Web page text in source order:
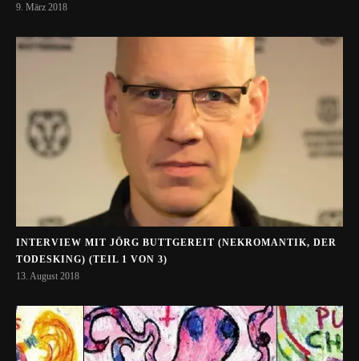
9. März 2018
INTERVIEW MIT JÖRG BUTTGEREIT (NEKROMANTIK, DER
TODESKING) (TEIL 1 VON 3)
13. August 2018